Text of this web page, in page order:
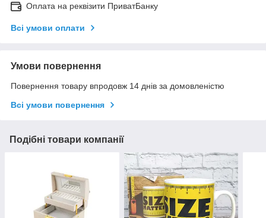
Оплата на реквізити ПриватБанку
Всі умови оплати
Умови повернення
Повернення товару впродовж 14 днів за домовленістю
Всі умови повернення
Подібні товари компанії